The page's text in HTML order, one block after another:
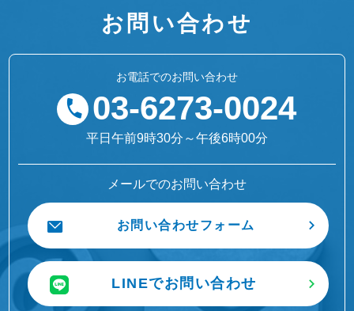
お問い合わせ
お電話でのお問い合わせ
03-6273-0024
平日午前9時30分～午後6時00分
メールでのお問い合わせ
お問い合わせフォーム
LINEでお問い合わせ